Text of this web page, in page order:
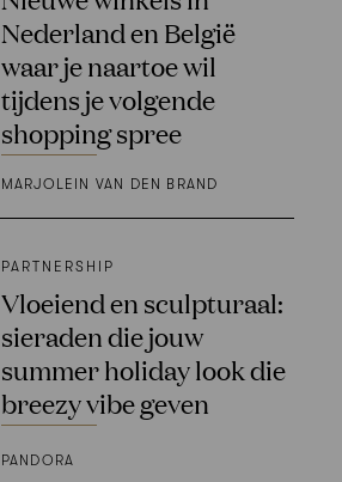
Nederland en België
waar je naartoe wil
tijdens je volgende
shopping spree
MARJOLEIN VAN DEN BRAND
PARTNERSHIP
Vloeiend en sculpturaal:
sieraden die jouw
summer holiday look die
breezy vibe geven
PANDORA